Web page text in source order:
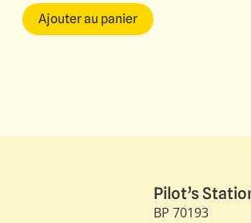
Ajouter au panier
Pilot’s
BP 70193